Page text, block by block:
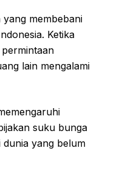
membebani
Ketika
lain mengalami
suku bunga
yang belum